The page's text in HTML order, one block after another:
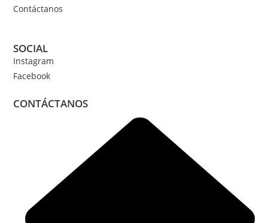
Contáctanos
SOCIAL
Instagram
Facebook
CONTÁCTANOS